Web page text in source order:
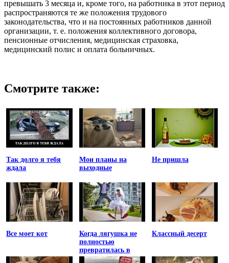
превышать 3 месяца и, кроме того, на работника в этот период
распространяются те же положения трудового
законодательства, что и на постоянных работников данной
организации, т. е. положения коллективного договора,
пенсионные отчисления, медицинская страховка,
медицинский полис и оплата больничных.
Смотрите также:
Так долго я тебя
ждала
Мои планы на
выходные
Не пришла
Все моет кот
Когда лягушка не
полностью
превратилась в
принцессу
Классный десерт